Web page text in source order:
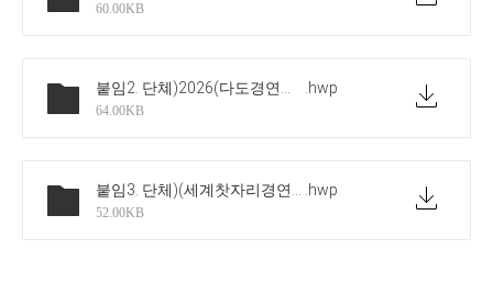
60.00KB
.hwp
64.00KB
.hwp
52.00KB